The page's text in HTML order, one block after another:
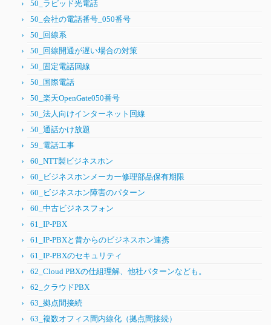
50_ラピッド光電話
50_会社の電話番号_050番号
50_回線系
50_回線開通が遅い場合の対策
50_固定電話回線
50_国際電話
50_楽天OpenGate050番号
50_法人向けインターネット回線
50_通話かけ放題
59_電話工事
60_NTT製ビジネスホン
60_ビジネスホンメーカー修理部品保有期限
60_ビジネスホン障害のパターン
60_中古ビジネスフォン
61_IP-PBX
61_IP-PBXと昔からのビジネスホン連携
61_IP-PBXのセキュリティ
62_Cloud PBXの仕組理解、他社パターンなども。
62_クラウドPBX
63_拠点間接続
63_複数オフィス間内線化（拠点間接続）